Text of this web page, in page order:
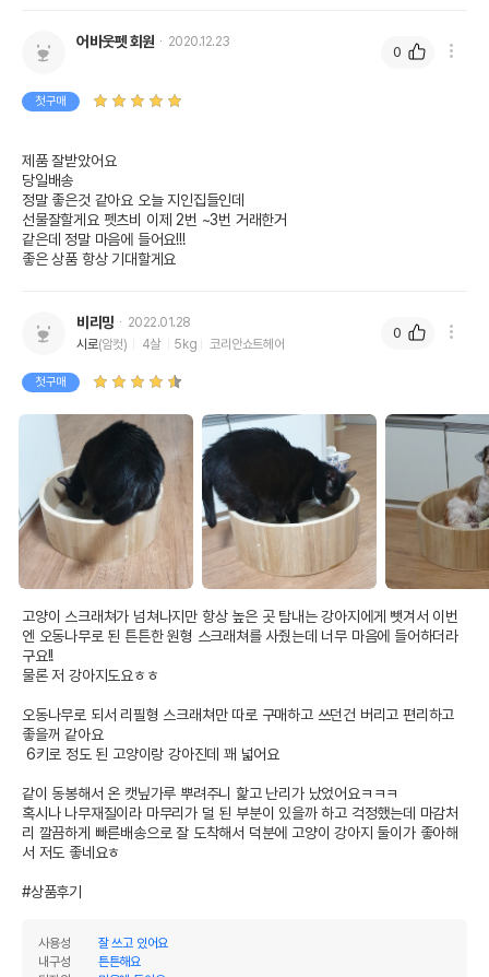
품명 및 모델명
법에 의한 인증,허가 등을
받았음을 확인할수 있는
경우 그에 대한 사항
제조자,수입품의 경우
DOT CAT//와이앤케이커머스(주)
또는 소비자상담 관련
전화번호
어바웃펫//1644-9601
유통기한
유통기한이 최소 2026.12.04이거나 그
이후인 상품이 출고됩니다.
단, 상품명에 유통기한 명시된 경우, 해당
유통기한을 따릅니다.
어바웃펫 회원 2020.12.23
첫구매
제품 잘받았어요
당일배송
정말 좋은것 같아요 오늘 지인집들인데
선물잘할게요 펫츠비 이제 2번 ~3번 거래한거
같은데 정말 마음에 들어요!!!
좋은 상품 항상 기대할게요
0
비리밍
2022.01.28
시로(암컷) 4살 5kg 코리안쇼트헤어
첫구매
고양이 스크래쳐가 넘쳐나지만 항상 높은 곳 탐내는 강아지에게 뺏겨서 이번
엔 오동나무로 된 튼튼한 원형 스크래쳐를 사줬는데 너무 마음에 들어하더라
구요!!
물론 저 강아지도요ㅎㅎ
오동나무로 되서 리필형 스크래쳐만 따로 구매하고 쓰던건 버리고 편리하고
좋을꺼 같아요
같이 동봉해서 온 캣닢가루 뿌려주니 핥고 난리가 났었어요ㅋㅋㅋ
혹시나 나무재질이라 마무리가 덜 된 부분이 있을까 하고 걱정했는데 마감처
리 깔끔하게 빠른배송으로 잘 도착해서 덕분에 고양이 강아지 둘이가 좋아해
서 저도 좋네요ㅎ
#상품후기
사용성
잘 쓰고 있어요
내구성
튼튼해요
0